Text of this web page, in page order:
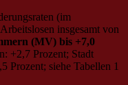
(im
insgesamt von
(MV) bis +7,0
+2,7 Prozent; Stadt
Prozent; siehe Tabellen 1